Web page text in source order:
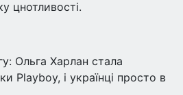
цнотливості.
Ольга Харлан стала
Playboy, і українці просто в